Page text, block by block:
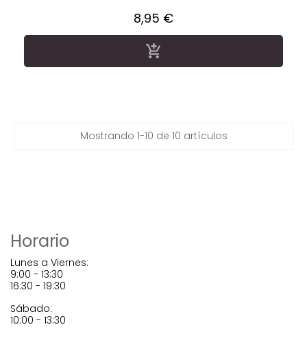
Precio
8,95 €

Mostrando 1-10 de 10 artículos
Horario
Lunes a Viernes:
9:00 - 13:30
16:30 - 19:30
Sábado:
10:00 - 13:30